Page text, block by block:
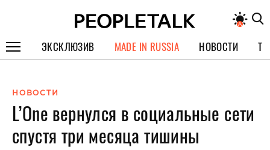
ЭКСКЛЮЗИВ
СПЕЦПРОЕКТЫ
ИНТЕРВЬЮ
ПОКОЛЕНИЕ
MADE IN RUSSIA НОВОСТИ
НОВОСТИ
L’One вернулся в социальные сети
спустя три месяца тишины